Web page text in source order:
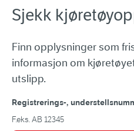
Sjekk
Finn opplysninger som
informasjon om
utslipp.
Registrerings-,
F.eks. AB 12345